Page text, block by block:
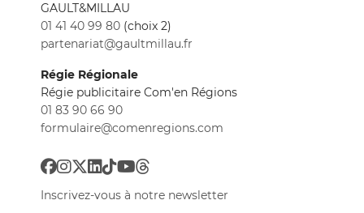
GAULT&MILLAU
01 41 40 99 80 (choix 2)
partenariat@gaultmillau.fr
Régie Régionale
Régie publicitaire Com'en Régions
01 83 90 66 90
formulaire@comenregions.com
Inscrivez-vous à notre newsletter